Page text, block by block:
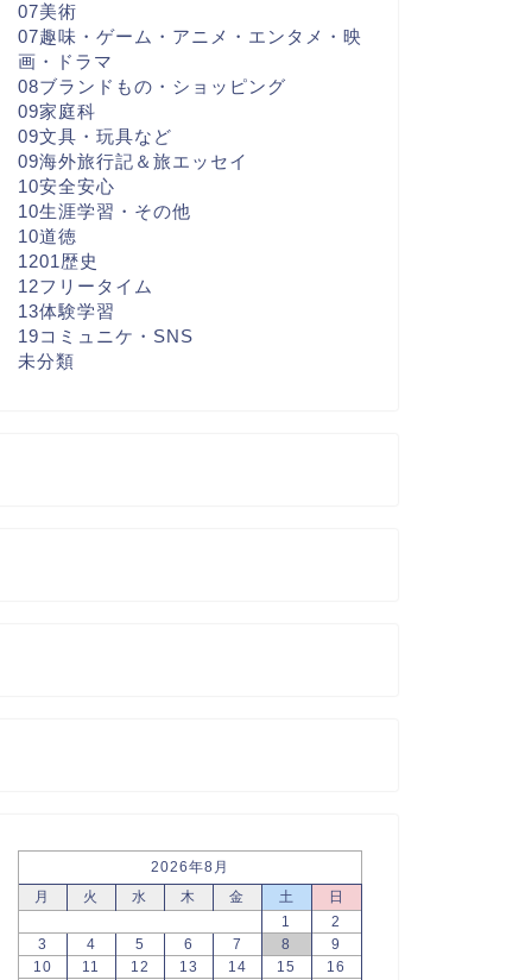
07美術
07趣味・ゲーム・アニメ・エンタメ・映
画・ドラマ
08ブランドもの・ショッピング
09家庭科
09文具・玩具など
09海外旅行記＆旅エッセイ
10安全安心
10生涯学習・その他
10道徳
1201歴史
12フリータイム
13体験学習
19コミュニケ・SNS
未分類
2026年8月
月
火 水 木 金 土
日
1
2
3
4 5 6 7 8
9
10
11 12 13 14 15
16